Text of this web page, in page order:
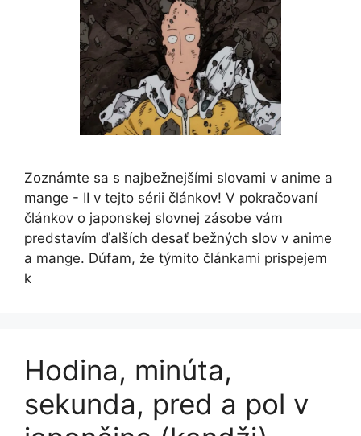
Zoznámte sa s najbežnejšími slovami v anime a
mange - II v tejto sérii článkov! V pokračovaní
článkov o japonskej slovnej zásobe vám
predstavím ďalších desať bežných slov v anime
a mange. Dúfam, že týmito článkami prispejem
k
Hodina, minúta,
sekunda, pred a pol v